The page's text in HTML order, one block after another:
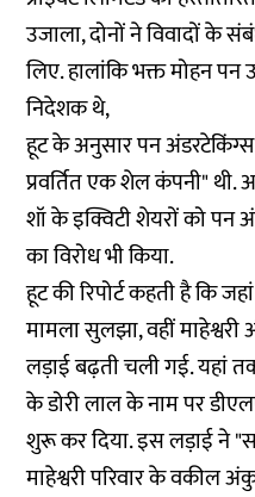
उजाला, दोनों ने विवादों के
लिए. हालांकि भक्त मोहन
निदेशक थे,
हूट के अनुसार पन अंडरटेकिंग्स
प्रवर्तित एक शेल कंपनी"
शॉ के इक्विटी शेयरों को पन
का विरोध भी किया.
हूट की रिपोर्ट कहती है कि
मामला सुलझा, वहीं माहेश्वरी
लड़ाई बढ़ती चली गई. यहां
के डोरी लाल के नाम पर
शुरू कर दिया. इस लड़ाई ने
माहेश्वरी परिवार के वकील